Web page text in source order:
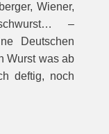
Wiener,
–
Deutschen
Wurst was ab
deftig, noch